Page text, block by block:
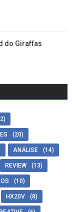
do Giraffas
(20)
ANÁLISE (14)
REVIEW (13)
(10)
HX20V (8)